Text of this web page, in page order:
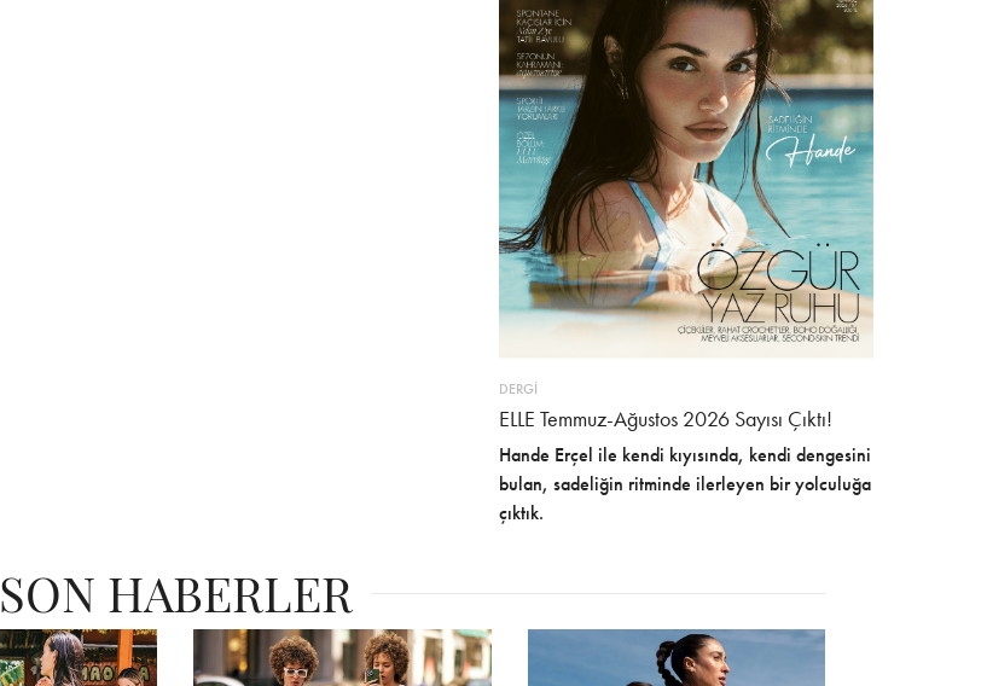
DERGİ
ELLE Temmuz-Ağustos 2026 Sayısı Çıktı!
Hande Erçel ile kendi kıyısında, kendi dengesini
bulan, sadeliğin ritminde ilerleyen bir yolculuğa
çıktık.
SON HABERLER